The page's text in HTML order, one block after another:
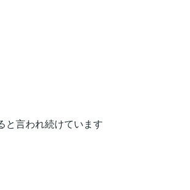
と言われ続けています